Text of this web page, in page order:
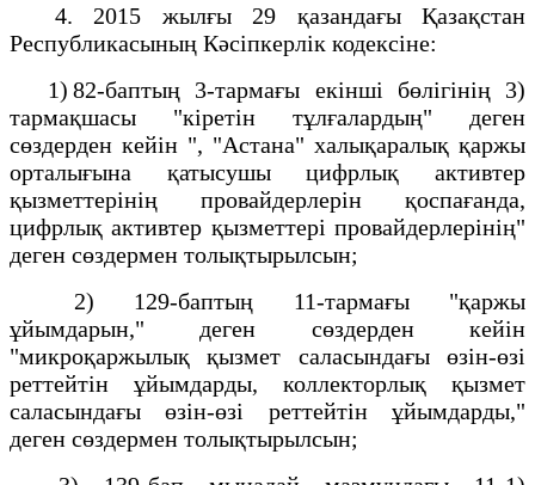
4. 2015 жылғы 29 қазандағы Қазақстан
Республикасының Кәсіпкерлік кодексіне:
1) 82-баптың 3-тармағы екінші бөлігінің 3)
тармақшасы "кіретін тұлғалардың" деген
сөздерден кейін ", "Астана" халықаралық қаржы
орталығына қатысушы цифрлық активтер
қызметтерінің провайдерлерін қоспағанда,
цифрлық активтер қызметтері провайдерлерінің"
деген сөздермен толықтырылсын;
2) 129-баптың 11-тармағы "қаржы
ұйымдарын," деген сөздерден кейін
"микроқаржылық қызмет саласындағы өзін-өзі
реттейтін ұйымдарды, коллекторлық қызмет
саласындағы өзін-өзі реттейтін ұйымдарды,"
деген сөздермен толықтырылсын;